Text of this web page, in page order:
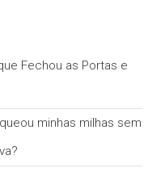
Fechou as Portas e
minhas milhas sem